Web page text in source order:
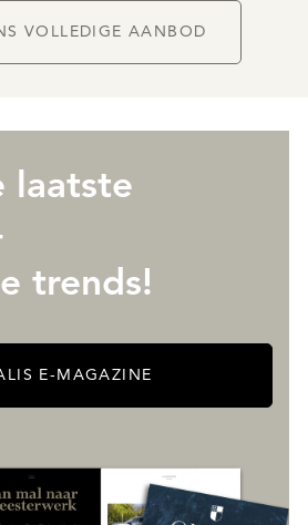
VOLLEDIGE AANBOD
laatste
trends!
E-MAGAZINE